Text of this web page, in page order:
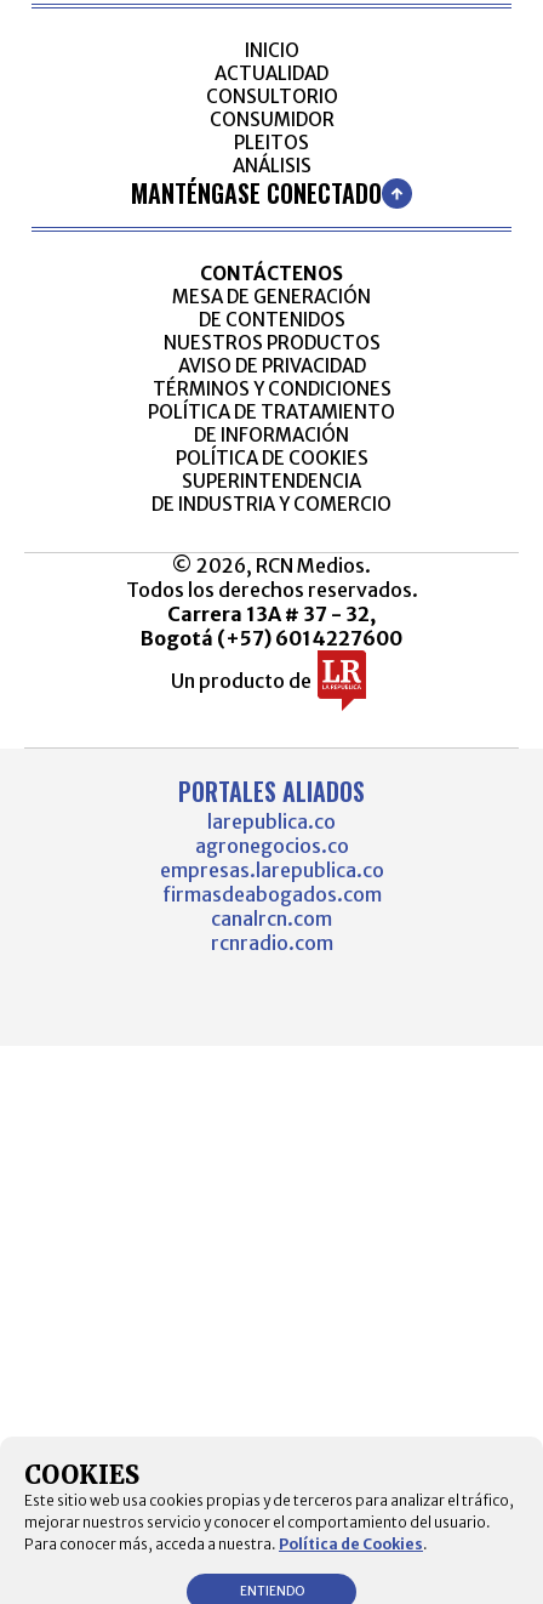
INICIO
ACTUALIDAD
CONSULTORIO
CONSUMIDOR
PLEITOS
ANÁLISIS
MANTÉNGASE CONECTADO
CONTÁCTENOS
MESA DE GENERACIÓN
DE CONTENIDOS
NUESTROS PRODUCTOS
AVISO DE PRIVACIDAD
TÉRMINOS Y CONDICIONES
POLÍTICA DE TRATAMIENTO
DE INFORMACIÓN
POLÍTICA DE COOKIES
SUPERINTENDENCIA
DE INDUSTRIA Y COMERCIO
© 2026, RCN Medios.
Todos los derechos reservados.
Carrera 13A # 37 - 32,
Bogotá (+57) 6014227600
Un producto de
PORTALES ALIADOS
larepublica.co
agronegocios.co
empresas.larepublica.co
firmasdeabogados.com
canalrcn.com
rcnradio.com
COOKIES
Este sitio web usa cookies propias y de terceros para analizar el tráfico,
mejorar nuestros servicio y conocer el comportamiento del usuario.
Para conocer más, acceda a nuestra. Política de Cookies.
ENTIENDO